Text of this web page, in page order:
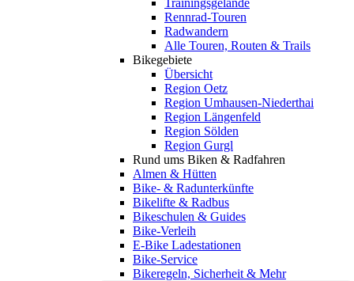
Trainingsgelände
Rennrad-Touren
Radwandern
Alle Touren, Routen & Trails
Bikegebiete
Übersicht
Region Oetz
Region Umhausen-Niederthai
Region Längenfeld
Region Sölden
Region Gurgl
Rund ums Biken & Radfahren
Almen & Hütten
Bike- & Radunterkünfte
Bikelifte & Radbus
Bikeschulen & Guides
Bike-Verleih
E-Bike Ladestationen
Bike-Service
Bikeregeln, Sicherheit & Mehr